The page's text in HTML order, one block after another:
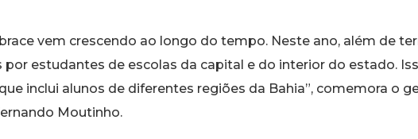
vem crescendo ao longo do tempo. Neste ano, além de
estudantes de escolas da capital e do interior do estado.
inclui alunos de diferentes regiões da Bahia”, comemora o
Moutinho.